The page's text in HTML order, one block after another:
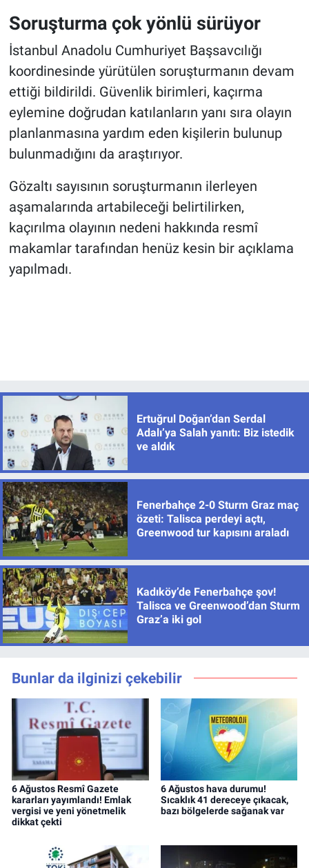
Soruşturma çok yönlü sürüyor
İstanbul Anadolu Cumhuriyet Başsavcılığı
koordinesinde yürütülen soruşturmanın devam
ettiği bildirildi. Güvenlik birimleri, kaçırma
eylemine doğrudan katılanların yanı sıra olayın
planlanmasına yardım eden kişilerin bulunup
bulunmadığını da araştırıyor.
Gözaltı sayısının soruşturmanın ilerleyen
aşamalarında artabileceği belirtilirken,
kaçırılma olayının nedeni hakkında resmî
makamlar tarafından henüz kesin bir açıklama
yapılmadı.
Ertuğrul Doğan’dan Serdal
Adalı’ya Salah yanıtı: Biz istedik
ve aldık
Fenerbahçe 2-0 Sturm Graz maç
özeti: Talisca perdeyi açtı,
Greenwood tur kapısını araladı
Kadıköy’de Fenerbahçe şov!
Talisca ve Greenwood’dan Sturm
Graz’a iki gol
Bunlar da ilginizi çekebilir
6 Ağustos Resmî Gazete
kararları yayımlandı! Emlak
vergisi ve yeni yönetmelik
dikkat çekti
6 Ağustos hava durumu!
Sıcaklık 41 dereceye çıkacak,
bazı bölgelerde sağanak var